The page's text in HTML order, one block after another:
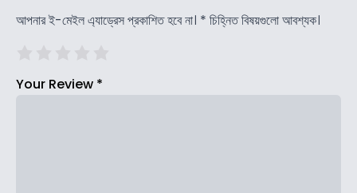
আপনার ই-মেইল এ্যাড্রেস প্রকাশিত হবে না। * চিহ্নিত বিষয়গুলো আবশ্যক।
Your Review *